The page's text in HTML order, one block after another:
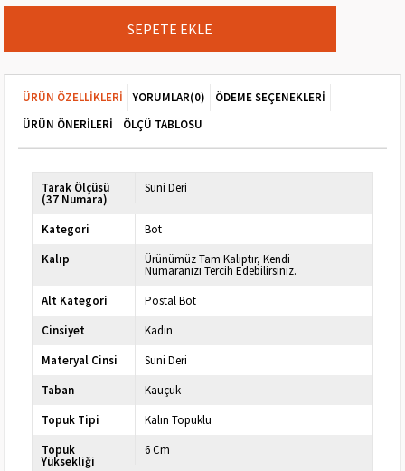
ÜRÜN ÖZELLIKLERI YORUMLAR(0)
ÖDEME SEÇENEKLERI
ÜRÜN ÖNERILERI
ÖLÇÜ TABLOSU
Tarak Ölçüsü
(37 Numara)
Suni Deri
Kategori
Bot
Kalıp
Ürünümüz Tam Kalıptır, Kendi
Numaranızı Tercih Edebilirsiniz.
Alt Kategori
Postal Bot
Cinsiyet
Kadın
Materyal Cinsi
Suni Deri
Taban
Kauçuk
Topuk Tipi
Kalın Topuklu
Topuk
Yüksekliği
6 Cm